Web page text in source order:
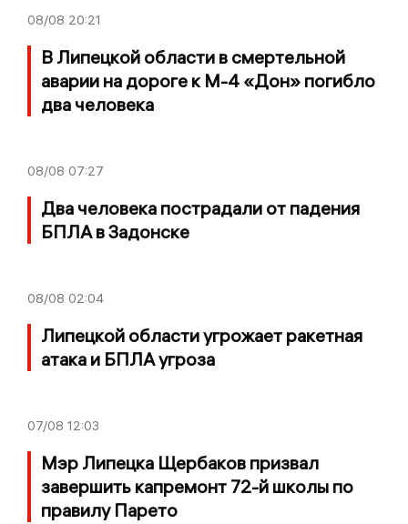
08/08 20:21
В Липецкой области в смертельной
аварии на дороге к М-4 «Дон» погибло
два человека
08/08 07:27
Два человека пострадали от падения
БПЛА в Задонске
08/08 02:04
Липецкой области угрожает ракетная
атака и БПЛА угроза
07/08 12:03
Мэр Липецка Щербаков призвал
завершить капремонт 72-й школы по
правилу Парето